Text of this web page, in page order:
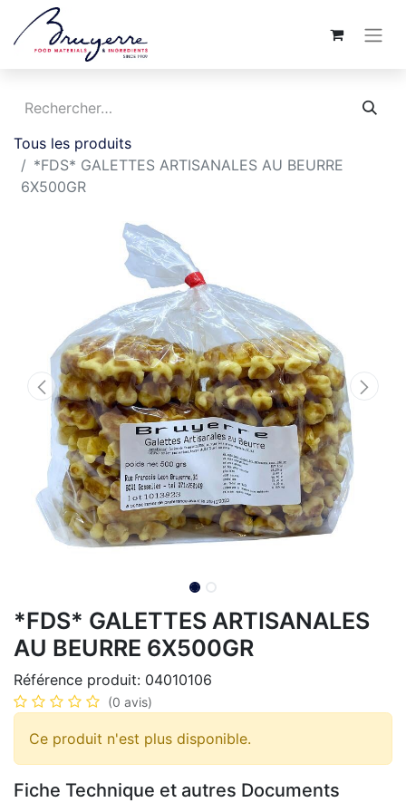
Tous les produits
*FDS* GALETTES ARTISANALES AU BEURRE
6X500GR
*FDS* GALETTES ARTISANALES
AU BEURRE 6X500GR
Référence produit: 04010106
(0 avis)
Ce produit n'est plus disponible.
Fiche Technique et autres Documents